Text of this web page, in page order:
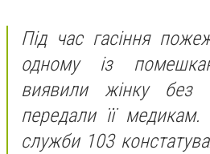
Під час гасіння
одному із
виявили жінку без
передали її
служби 103